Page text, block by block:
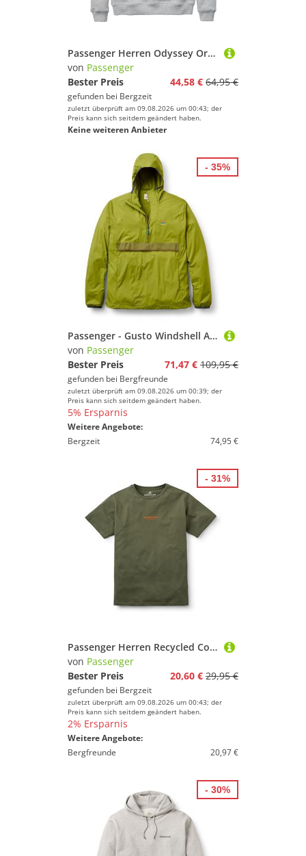
Passenger Herren Odyssey Organic Cotton Pullover
von Passenger
Bester Preis
44,58 € 64,95 €
gefunden bei Bergzeit
zuletzt überprüft am 09.08.2026 um 00:43; der
Preis kann sich seitdem geändert haben.
Keine weiteren Anbieter
Passenger - Gusto Windshell Anorak - Windjacke Gr XL oliv
von Passenger
Bester Preis
71,47 € 109,95 €
gefunden bei Bergfreunde
zuletzt überprüft am 09.08.2026 um 00:39; der
Preis kann sich seitdem geändert haben.
5% Ersparnis
Weitere Angebote:
Bergzeit
74,95 €
- 35%
Passenger Herren Recycled Cotton T-Shirt
von Passenger
Bester Preis
20,60 € 29,95 €
gefunden bei Bergzeit
zuletzt überprüft am 09.08.2026 um 00:43; der
Preis kann sich seitdem geändert haben.
2% Ersparnis
Weitere Angebote:
Bergfreunde
20,97 €
- 31%
- 30%